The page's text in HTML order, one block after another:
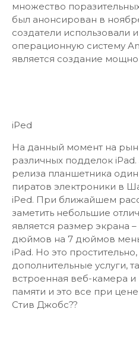
множество
был анонсирован в
создатели использовали
операционную систему
является создание
iPed
На данный момент на
различных подделок
релиза планшетника
пиратов электроники в
iPed. При ближайшем
заметить небольшие
является размер экрана
дюймов на 7 дюймов
iPad. Но это
дополнительные услуги,
встроенная веб-камера
памяти и это все при
Стив Джобс??